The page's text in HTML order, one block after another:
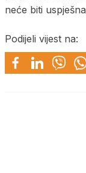
neće biti
Podijeli vijest na: